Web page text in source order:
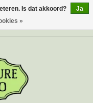
Is dat akkoord?
Ja
»